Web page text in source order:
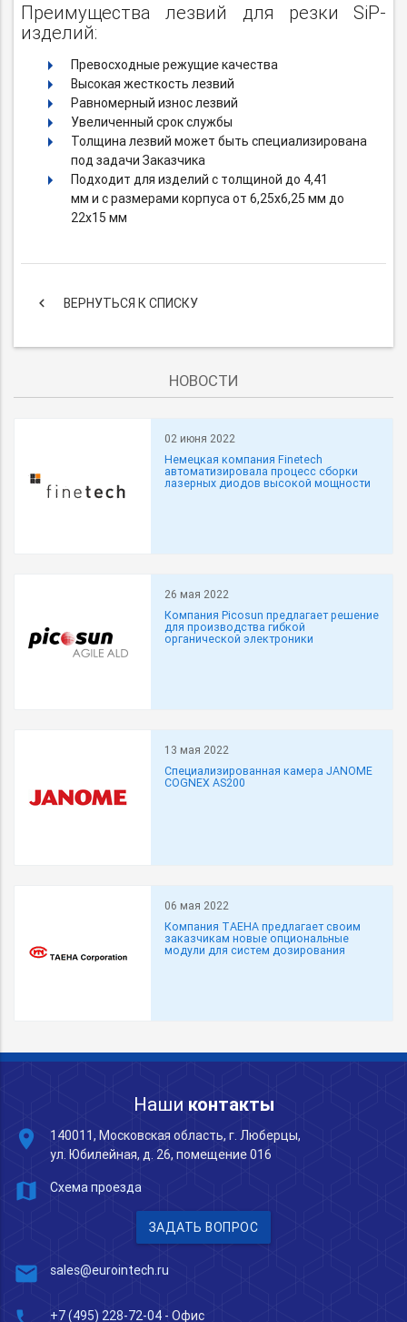
Преимущества лезвий для резки SiP-
изделий:
Превосходные режущие качества
Высокая жесткость лезвий
Равномерный износ лезвий
Увеличенный срок службы
Толщина лезвий может быть специализирована
под задачи Заказчика
Подходит для изделий с толщиной до 4,41
мм и с размерами корпуса от 6,25х6,25 мм до
22х15 мм
keyboard_arrow_left ВЕРНУТЬСЯ К СПИСКУ
НОВОСТИ
02 июня 2022
Немецкая компания Finetech
автоматизировала процесс сборки
лазерных диодов высокой мощности
26 мая 2022
Компания Picosun предлагает решение
для производства гибкой
органической электроники
13 мая 2022
Специализированная камера JANOME
COGNEX AS200
06 мая 2022
Компания TAEHA предлагает своим
заказчикам новые опциональные
модули для систем дозирования
Наши контакты
place
140011, Московская область, г. Люберцы,
ул. Юбилейная, д. 26, помещение 016
map Схема проезда
ЗАДАТЬ ВОПРОС
mail sales@eurointech.ru
+7 (495) 228-72-04 - Офис